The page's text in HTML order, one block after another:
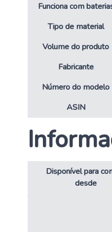
Funciona com
Tipo de material
Volume do produto
Fabricante
Número do modelo
ASIN
Disponível para
desde